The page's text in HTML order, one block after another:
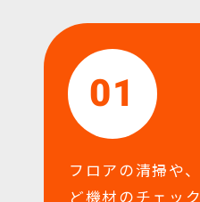
01
フロアの清掃や
ど機材のチェッ